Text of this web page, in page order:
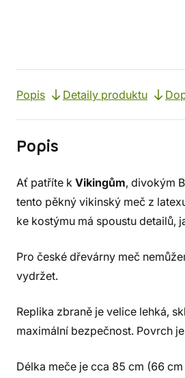
Popis Detaily produktu
Popis
Ať patříte k Vikingům, divokým
tento pěkný vikinský meč z
ke kostýmu má spoustu detailů,
Pro české dřevárny meč
vydržet.
Replika zbraně je velice lehká,
maximální bezpečnost. Povrch
Délka meče je cca 85 cm (66